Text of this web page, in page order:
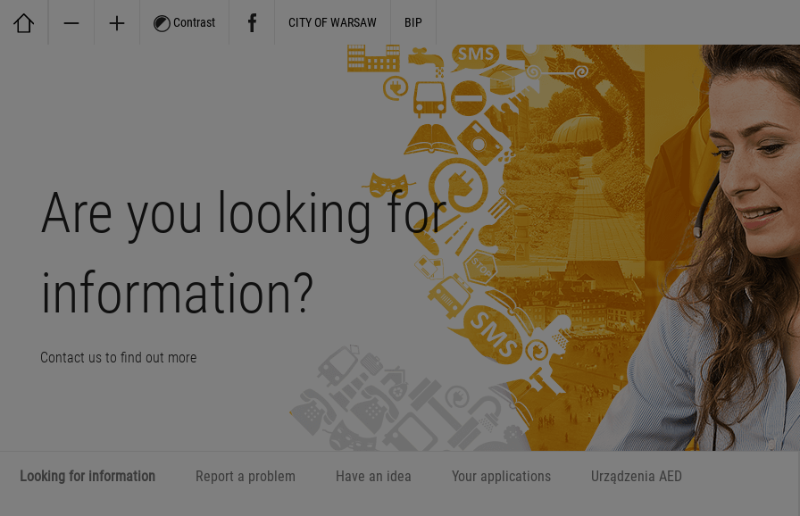
Contrast CITY OF WARSAW BIP
Are you looking for
information?
Contact us to find out more
Looking for information Report a problem Have an idea Your applications Urządzenia AED